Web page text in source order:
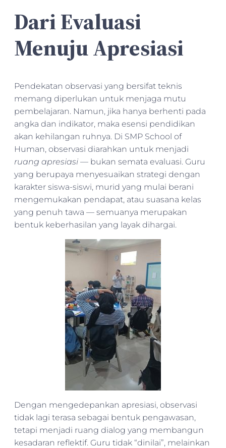
Dari Evaluasi
Menuju Apresiasi
Pendekatan observasi yang bersifat teknis
memang diperlukan untuk menjaga mutu
pembelajaran. Namun, jika hanya berhenti pada
angka dan indikator, maka esensi pendidikan
akan kehilangan ruhnya. Di SMP School of
Human, observasi diarahkan untuk menjadi
ruang apresiasi — bukan semata evaluasi. Guru
yang berupaya menyesuaikan strategi dengan
karakter siswa-siswi, murid yang mulai berani
mengemukakan pendapat, atau suasana kelas
yang penuh tawa — semuanya merupakan
bentuk keberhasilan yang layak dihargai.
Dengan mengedepankan apresiasi, observasi
tidak lagi terasa sebagai bentuk pengawasan,
tetapi menjadi ruang dialog yang membangun
kesadaran reflektif. Guru tidak “dinilai”, melainkan